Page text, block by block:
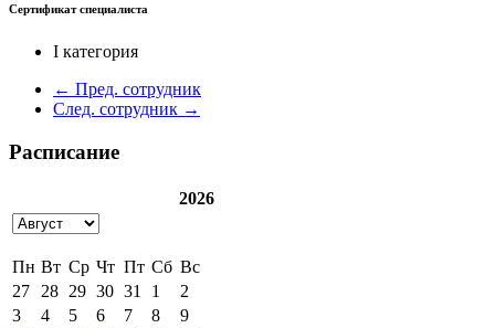
Сертификат специалиста
I категория
← Пред. сотрудник
След. сотрудник →
Расписание
2026
Пн Вт Ср Чт Пт Сб Вс
27
28 29 30 31 1
2
3
4 5 6 7 8
9